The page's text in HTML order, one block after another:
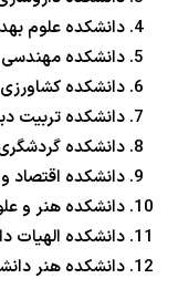
دانشکده علوم
دانشکده
دانشکده
دانشکده تربیت
دانشکده
دانشکده اقتصاد
دانشکده هنر و
دانشکده الهیات
دانشکده هنر